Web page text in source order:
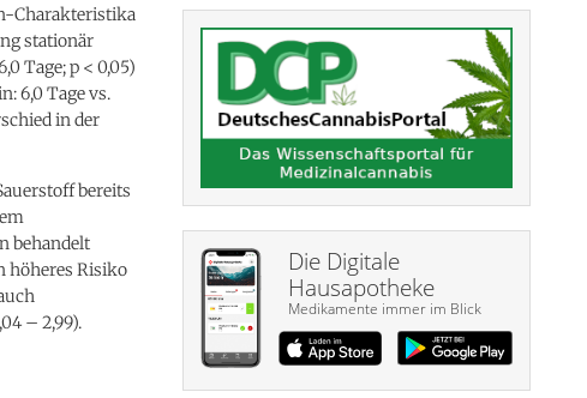
Charakteristika
stationär
Tage; p < 0,05)
6,0 Tage vs.
in der
bereits
behandelt
höheres Risiko
– 2,99).
Die Digitale
Hausapotheke
Medikamente immer im Blick